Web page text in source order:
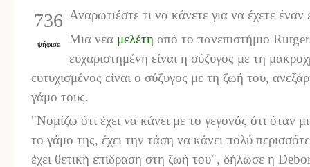
736
ψήφισε
Αναρωτιέστε τι να κάνετε για να έχετε έναν
Μια νέα μελέτη από το πανεπιστήμιο
ευχαριστημένη είναι η σύζυγος με τη
ευτυχισμένος είναι ο σύζυγος με τη ζωή του,
γάμο τους.
"Νομίζω ότι έχει να κάνει με το γεγονός ότι όταν
το γάμο της, έχει την τάση να κάνει πολύ
έχει θετική επίδραση στη ζωή του", δήλωσε η